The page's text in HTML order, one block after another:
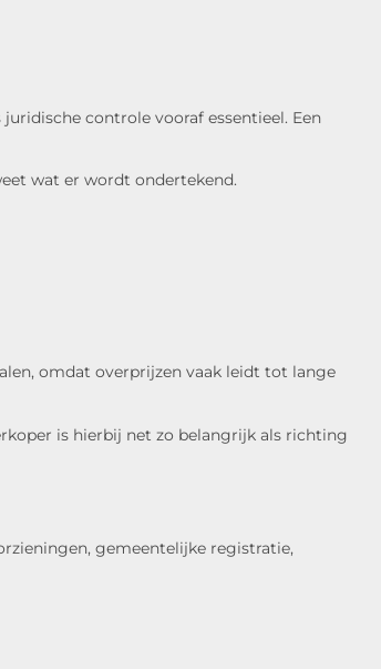
controle vooraf essentieel. Een
wat er wordt ondertekend.
omdat overprijzen vaak leidt tot lange
is hierbij net zo belangrijk als richting
gemeentelijke registratie,